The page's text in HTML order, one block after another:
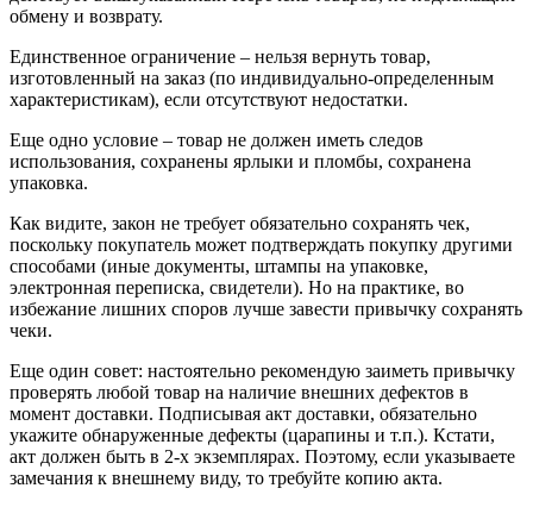
обмену и возврату.
Единственное ограничение – нельзя вернуть товар,
изготовленный на заказ (по индивидуально-определенным
характеристикам), если отсутствуют недостатки.
Еще одно условие – товар не должен иметь следов
использования, сохранены ярлыки и пломбы, сохранена
упаковка.
Как видите, закон не требует обязательно сохранять чек,
поскольку покупатель может подтверждать покупку другими
способами (иные документы, штампы на упаковке,
электронная переписка, свидетели). Но на практике, во
избежание лишних споров лучше завести привычку сохранять
чеки.
Еще один совет: настоятельно рекомендую заиметь привычку
проверять любой товар на наличие внешних дефектов в
момент доставки. Подписывая акт доставки, обязательно
укажите обнаруженные дефекты (царапины и т.п.). Кстати,
акт должен быть в 2-х экземплярах. Поэтому, если указываете
замечания к внешнему виду, то требуйте копию акта.